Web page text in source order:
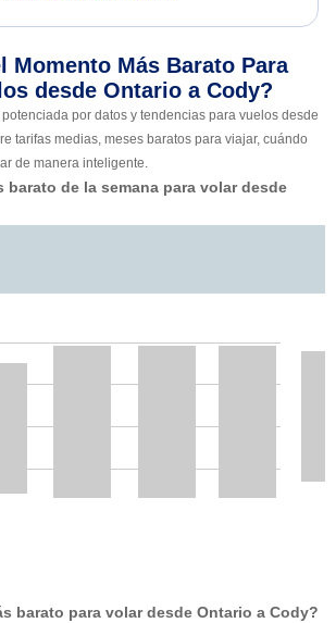
Momento Más Barato Para
desde Ontario a Cody?
por datos y tendencias para vuelos desde
tarifas medias, meses baratos para viajar, cuándo
de manera inteligente.
barato de la semana para volar desde
barato para volar desde Ontario a Cody?